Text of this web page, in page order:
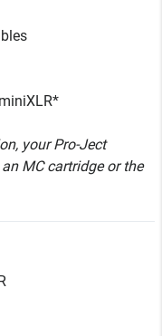
your Pro-Ject
MC cartridge or the